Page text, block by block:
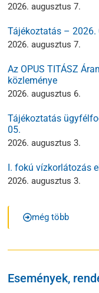
2026. augusztus 7.
Tájékoztatás – 2026.
2026. augusztus 7.
Az OPUS TITÁSZ
közleménye
2026. augusztus 6.
Tájékoztatás
05.
2026. augusztus 3.
I. fokú vízkorlátozás
2026. augusztus 3.
még több
Események,